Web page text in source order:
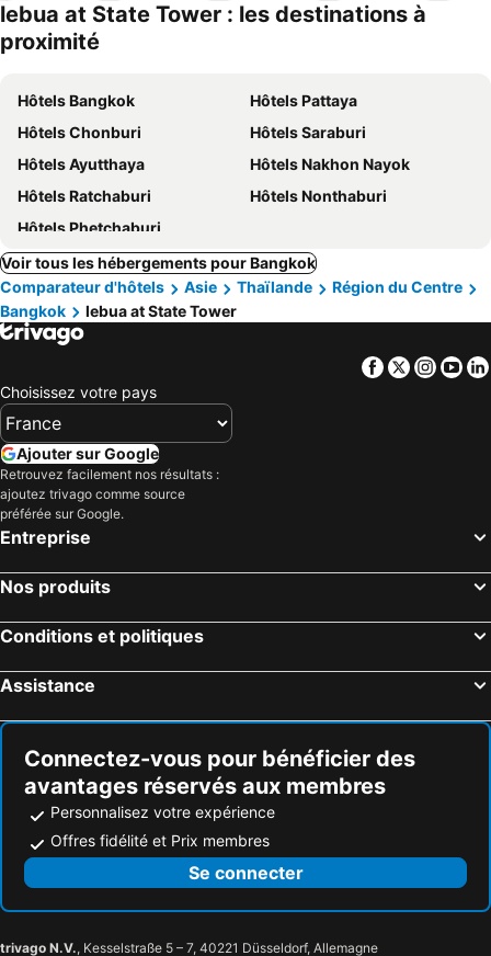
lebua at State Tower : les destinations à
proximité
Hôtels Bangkok
Hôtels Pattaya
Hôtels Chonburi
Hôtels Saraburi
Hôtels Ayutthaya
Hôtels Nakhon Nayok
Hôtels Ratchaburi
Hôtels Nonthaburi
Hôtels Phetchaburi
Voir tous les hébergements pour Bangkok
Comparateur d'hôtels
Asie Thaïlande
Région du Centre
Bangkok
lebua at State Tower
Facebook
Twitter
Choisissez votre pays
Ajouter sur Google
Retrouvez facilement nos résultats :
ajoutez trivago comme source
préférée sur Google.
Entreprise
Nos produits
Conditions et politiques
Assistance
Connectez-vous pour bénéficier des
avantages réservés aux membres
Personnalisez votre expérience
Offres fidélité et Prix membres
Se connecter
trivago N.V., Kesselstraße 5 – 7, 40221 Düsseldorf, Allemagne